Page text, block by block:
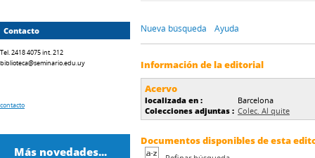
Nueva búsqueda Ayuda
Información de la editorial
Acervo
localizada en :
Barcelona
Colecciones adjuntas : Colec. Al quite
Documentos disponibles de esta
Contacto
Tel. 2418 4075 int. 212
biblioteca@seminario.edu.uy
contacto
Más novedades...